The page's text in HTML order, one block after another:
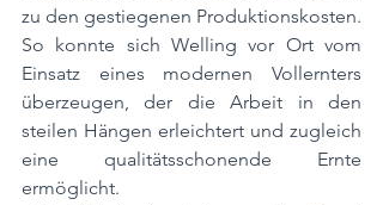
zu den gestiegenen Produktionskosten.
So konnte sich Welling vor Ort vom
Einsatz eines modernen Vollernters
überzeugen, der die Arbeit in den
steilen Hängen erleichtert und zugleich
eine qualitätsschonende Ernte
ermöglicht.